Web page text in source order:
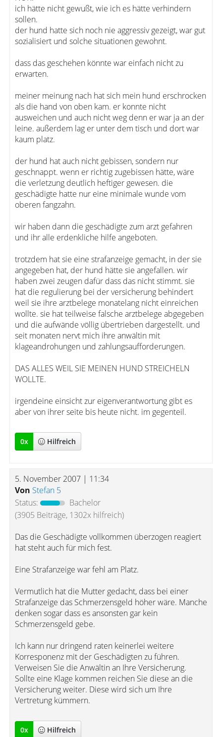
ich hätte nicht gewußt, wie ich es hätte verhindern
sollen.
der hund hatte sich noch nie aggressiv gezeigt, war gut
sozialisiert und solche situationen gewohnt.
dass das geschehen könnte war einfach nicht zu
erwarten.
meiner meinung nach hat sich mein hund erschrocken
als die hand von oben kam. er konnte nicht
ausweichen und auch nicht weg denn er war ja an der
leine. außerdem lag er unter dem tisch und dort war
kaum platz.
der hund hat auch nicht gebissen, sondern nur
geschnappt. wenn er richtig zugebissen hätte, wäre
die verletzung deutlich heftiger gewesen. die
geschädigte hatte nur eine minimale wunde vom
oberen fangzahn.
wir haben dann die geschädigte zum arzt gefahren
und ihr alle erdenkliche hilfe angeboten.
trotzdem hat sie eine strafanzeige gemacht, in der sie
angegeben hat, der hund hätte sie angefallen. wir
haben zwei zeugen dafür dass das nicht stimmt. sie
hat die regulierung bei der versicherung behindert
weil sie ihre arztbelege monatelang nicht einreichen
wollte. sie hat teilweise falsche arztbelege abgegeben
und die aufwände völlig übertrieben dargestellt. und
seit monaten nervt mich ihre anwältin mit
klageandrohungen und zahlungsaufforderungen.
DAS ALLES WEIL SIE MEINEN HUND STREICHELN
WOLLTE.
irgendeine einsicht zur eigenverantwortung gibt es
aber von ihrer seite bis heute nicht. im gegenteil.
0x Hilfreich
5. November 2007 | 11:34
Von Stefan 5
Status:
Bachelor
(3905 Beiträge, 1302x hilfreich)
Das die Geschädigte vollkommen überzogen reagiert
hat steht auch für mich fest.
Eine Strafanzeige war fehl am Platz.
Vermutlich hat die Mutter gedacht, dass bei einer
Strafanzeige das Schmerzensgeld höher wäre. Manche
denken sogar dass es ansonsten gar kein
Schmerzensgeld gebe.
Ich kann nur dringend raten keinerlei weitere
Korresponenz mit der Geschädigten zu führen.
Verweisen Sie die Anwältin an Ihre Versicherung.
Sollte eine Klage kommen reichen Sie diese an die
Versicherung weiter. Diese wird sich um Ihre
Vertretung kümmern.
0x Hilfreich